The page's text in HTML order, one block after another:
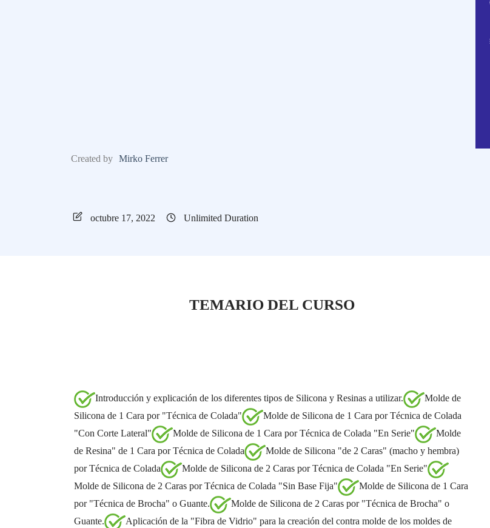
Created by Mirko Ferrer
octubre 17, 2022 Unlimited Duration
TEMARIO DEL CURSO
Introducción y explicación de los diferentes tipos de Silicona y Resinas a utilizar.
Molde de
Silicona de 1 Cara por "Técnica de Colada"
Molde de Silicona de 1 Cara por Técnica de Colada
"Con Corte Lateral"
Molde de Silicona de 1 Cara por Técnica de Colada "En Serie"
Molde
de Resina" de 1 Cara por Técnica de Colada
Molde de Silicona "de 2 Caras" (macho y hembra)
por Técnica de Colada
Molde de Silicona de 2 Caras por Técnica de Colada "En Serie"
Molde de Silicona de 2 Caras por Técnica de Colada "Sin Base Fija"
Molde de Silicona de 1 Cara
por "Técnica de Brocha" o Guante.
Molde de Silicona de 2 Caras por "Técnica de Brocha" o
Guante.
Aplicación de la "Fibra de Vidrio" para la creación del contra molde de los moldes de